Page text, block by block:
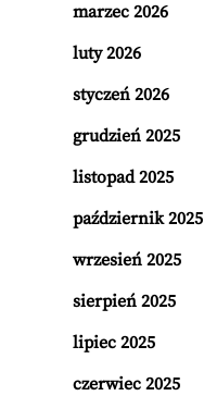
marzec 2026
luty 2026
styczeń 2026
grudzień 2025
listopad 2025
październik 2025
wrzesień 2025
sierpień 2025
lipiec 2025
czerwiec 2025